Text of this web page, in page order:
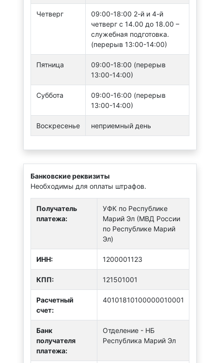
Четверг
09:00-18:00 2-й и 4-й
четверг с 14.00 до 18.00 –
служебная подготовка.
(перерыв 13:00-14:00)
Пятница
09:00-18:00 (перерыв
13:00-14:00)
Суббота
09:00-16:00 (перерыв
13:00-14:00)
Воскресенье неприемный день
Банковские реквизиты
Необходимы для оплаты штрафов.
Получатель
платежа:
УФК по Республике
Марий Эл (МВД России
по Республике Марий
Эл)
ИНН: 1200001123
КПП: 121501001
Расчетный
счет:
40101810100000010001
Банк
получателя
платежа:
Отделение - НБ
Республика Марий Эл